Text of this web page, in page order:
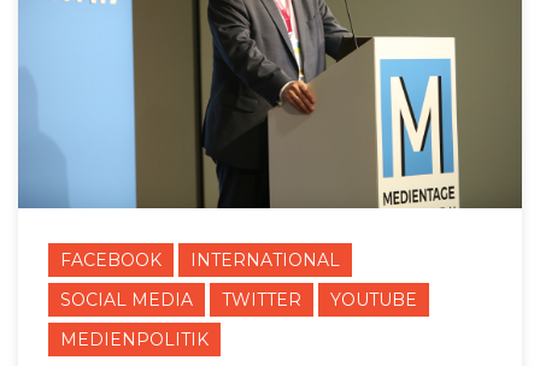
FACEBOOK
INTERNATIONAL
SOCIAL MEDIA
TWITTER
YOUTUBE
MEDIENPOLITIK